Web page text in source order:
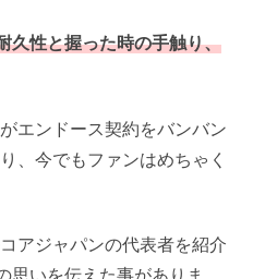
久性と握った時の手触り、
エンドース契約をバンバン
、今でもファンはめちゃく
アジャパンの代表者を紹介
思いを伝えた事がありま